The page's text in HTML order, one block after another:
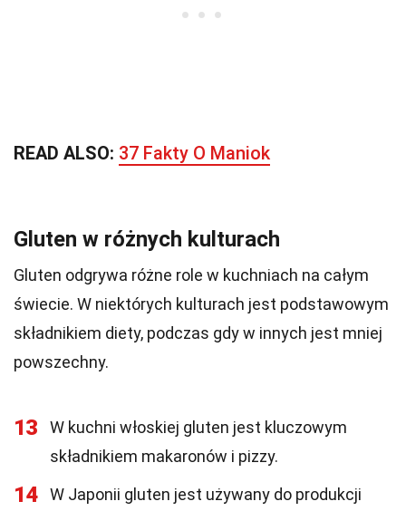
READ ALSO: 37 Fakty O Maniok
Gluten w różnych kulturach
Gluten odgrywa różne role w kuchniach na całym
świecie. W niektórych kulturach jest podstawowym
składnikiem diety, podczas gdy w innych jest mniej
powszechny.
13
W kuchni włoskiej gluten jest kluczowym
składnikiem makaronów i pizzy.
14
W Japonii gluten jest używany do produkcji